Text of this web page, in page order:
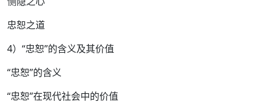
忠恕之道
4）“忠恕”的含义及其价值
“忠恕”的含义
“忠恕”在现代社会中的价值